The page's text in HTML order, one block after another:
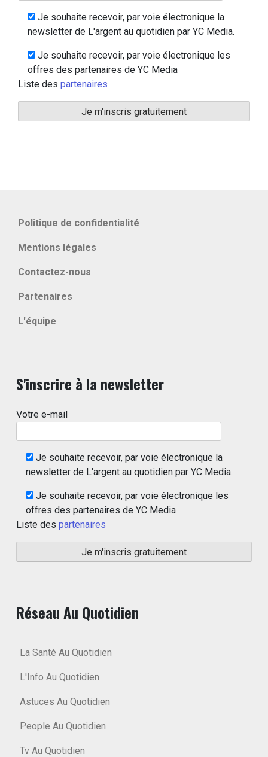
Je souhaite recevoir, par voie électronique la
newsletter de L'argent au quotidien par YC Media.
Je souhaite recevoir, par voie électronique les
offres des partenaires de YC Media
Liste des partenaires
Politique de confidentialité
Mentions légales
Contactez-nous
Partenaires
L'équipe
S'inscrire à la newsletter
Votre e-mail
Je souhaite recevoir, par voie électronique la
newsletter de L'argent au quotidien par YC Media.
Je souhaite recevoir, par voie électronique les
offres des partenaires de YC Media
Liste des partenaires
Réseau Au Quotidien
La Santé Au Quotidien
L'Info Au Quotidien
Astuces Au Quotidien
People Au Quotidien
Tv Au Quotidien